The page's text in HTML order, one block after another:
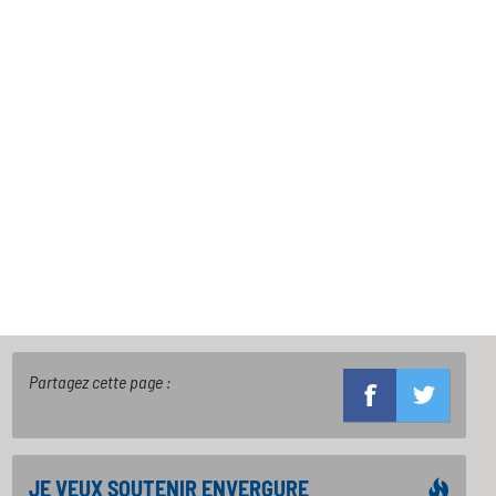
Partagez cette page :
JE VEUX SOUTENIR ENVERGURE